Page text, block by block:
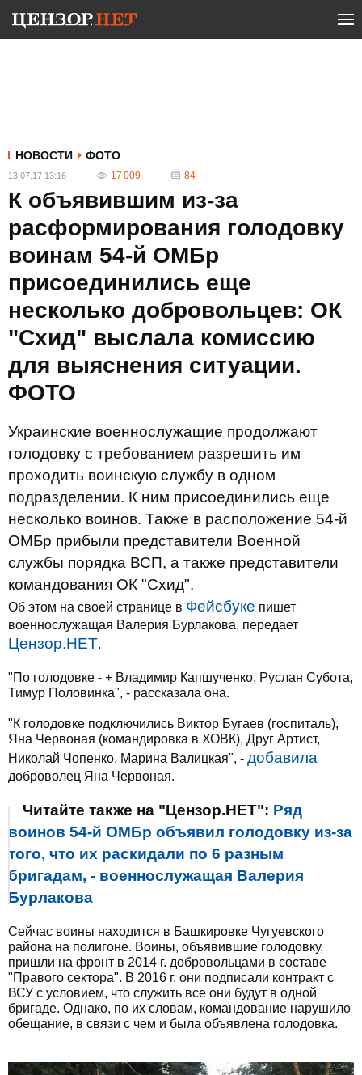
НОВОСТИ ФОТО
13.07.17 13:16 17 009 84
К объявившим из-за
расформирования голодовку
воинам 54-й ОМБр
присоединились еще
несколько добровольцев: ОК
"Схид" выслала комиссию
для выяснения ситуации.
ФОТО
Украинские военнослужащие продолжают
голодовку с требованием разрешить им
проходить воинскую службу в одном
подразделении. К ним присоединились еще
несколько воинов. Также в расположение 54-й
ОМБр прибыли представители Военной
службы порядка ВСП, а также представители
командования ОК "Схид".
Об этом на своей странице в Фейсбуке пишет
военнослужащая Валерия Бурлакова, передает
Цензор.НЕТ.
"По голодовке - + Владимир Капшученко, Руслан Субота,
Тимур Половинка", - рассказала она.
"К голодовке подключились Виктор Бугаев (госпиталь),
Яна Червоная (командировка в ХОВК), Друг Артист,
Николай Чопенко, Марина Валицкая", - добавила
доброволец Яна Червоная.
Читайте также на "Цензор.НЕТ": Ряд
воинов 54-й ОМБр объявил голодовку из-за
того, что их раскидали по 6 разным
бригадам, - военнослужащая Валерия
Бурлакова
Сейчас воины находится в Башкировке Чугуевского
района на полигоне. Воины, объявившие голодовку,
пришли на фронт в 2014 г. добровольцами в составе
"Правого сектора". В 2016 г. они подписали контракт с
ВСУ с условием, что служить все они будут в одной
бригаде. Однако, по их словам, командование нарушило
обещание, в связи с чем и была объявлена голодовка.